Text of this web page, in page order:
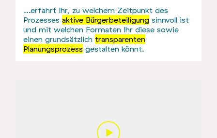
…erfahrt Ihr, zu welchem Zeitpunkt des
Prozesses aktive Bürgerbeteiligung sinnvoll ist
und mit welchen Formaten Ihr diese sowie
einen grundsätzlich transparenten
Planungsprozess gestalten könnt.